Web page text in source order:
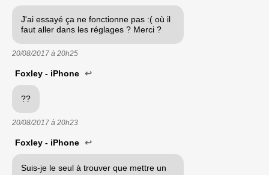
J'ai essayé ça ne fonctionne pas :( où il
faut aller dans les réglages ? Merci ?
20/08/2017 à 20h25
Foxley - iPhone ↩
??
20/08/2017 à 20h23
Foxley - iPhone ↩
Suis-je le seul à trouver que mettre un